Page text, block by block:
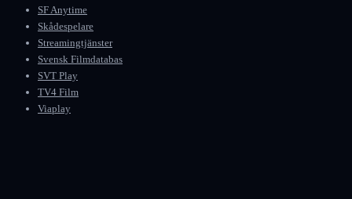
SF Anytime
Skådespelare
Streamingtjänster
Svensk Filmdatabas
SVT Play
TV4 Film
Viaplay